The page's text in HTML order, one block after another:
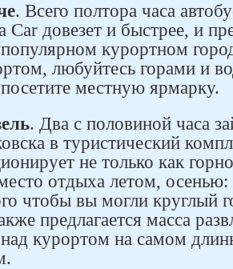
. Всего полтора часа
Car довезет и быстрее, и
курортном
любуйтесь горами и
местную ярмарку.
. Два с половиной часа
в туристический
не только как
отдыха летом,
чтобы вы могли круглый
предлагается масса
курортом на самом